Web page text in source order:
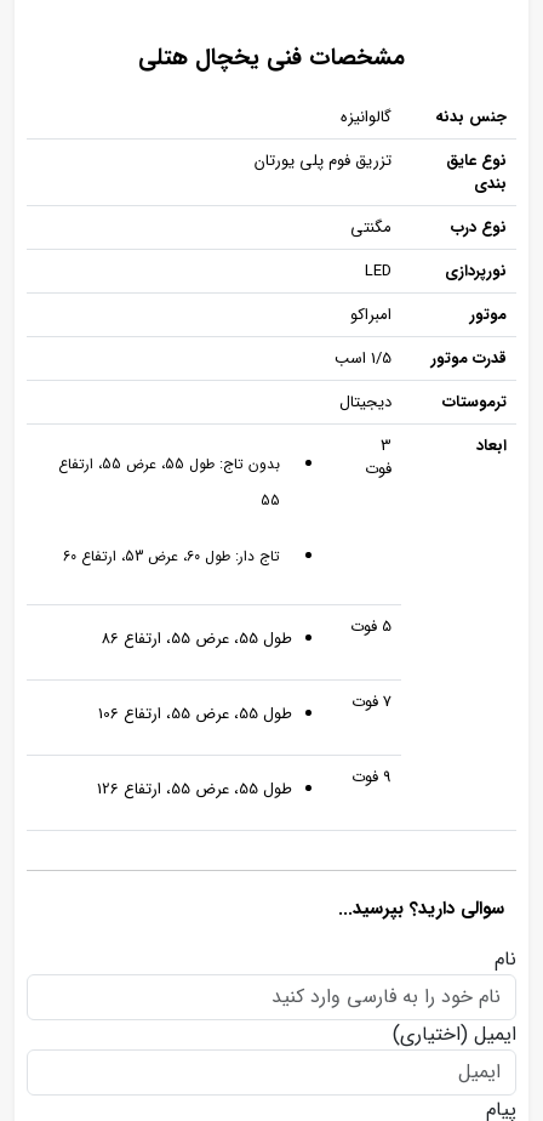
مشخصات فنی یخچال هتلی
جنس بدنه
گالوانیزه
نوع عایق
بندی
تزریق فوم پلی یورتان
نوع درب
مگنتی
نورپردازی
LED
موتور
امبراکو
قدرت موتور
1/5 اسب
ترموستات
دیجیتال
ابعاد
3
فوت
بدون تاج: طول 55، عرض 55، ارتفاع
55
تاج دار: طول 60، عرض 53، ارتفاع 60
5 فوت طول 55، عرض 55، ارتفاع 86
7 فوت طول 55، عرض 55، ارتفاع 106
9 فوت طول 55، عرض 55، ارتفاع 126
سوالی دارید؟ بپرسید...
نام
ایمیل (اختیاری)
پیام